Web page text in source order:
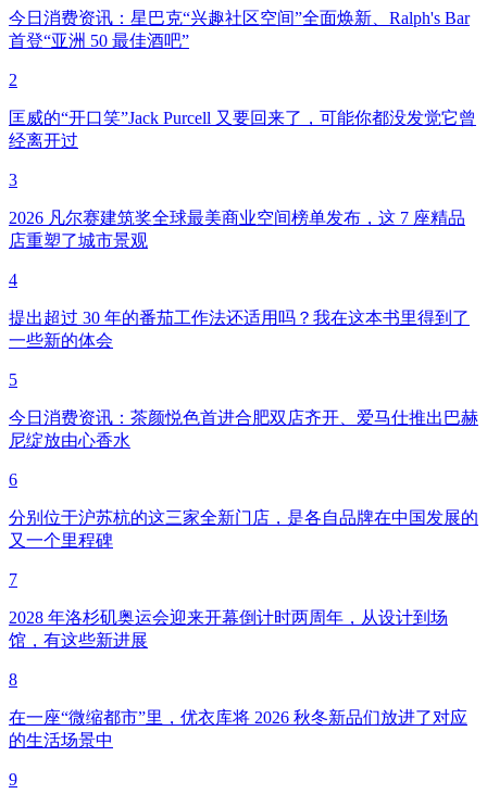
今日消费资讯：星巴克“兴趣社区空间”全面焕新、Ralph's Bar
首登“亚洲 50 最佳酒吧”
2
匡威的“开口笑”Jack Purcell 又要回来了，可能你都没发觉它曾
经离开过
3
2026 凡尔赛建筑奖全球最美商业空间榜单发布，这 7 座精品
店重塑了城市景观
4
提出超过 30 年的番茄工作法还适用吗？我在这本书里得到了
一些新的体会
5
今日消费资讯：茶颜悦色首进合肥双店齐开、爱马仕推出巴赫
尼绽放由心香水
6
分别位于沪苏杭的这三家全新门店，是各自品牌在中国发展的
又一个里程碑
7
2028 年洛杉矶奥运会迎来开幕倒计时两周年，从设计到场
馆，有这些新进展
8
在一座“微缩都市”里，优衣库将 2026 秋冬新品们放进了对应
的生活场景中
9